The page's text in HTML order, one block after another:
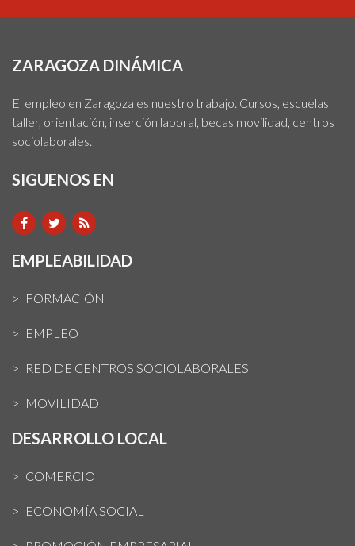
ZARAGOZA DINÁMICA
El empleo en Zaragoza es nuestro trabajo. Cursos, escuelas
taller, orientación, inserción laboral, becas movilidad, centros
sociolaborales.
SIGUENOS EN
EMPLEABILIDAD
FORMACIÓN
EMPLEO
RED DE CENTROS SOCIOLABORALES
MOVILIDAD
DESARROLLO LOCAL
COMERCIO
ECONOMÍA SOCIAL